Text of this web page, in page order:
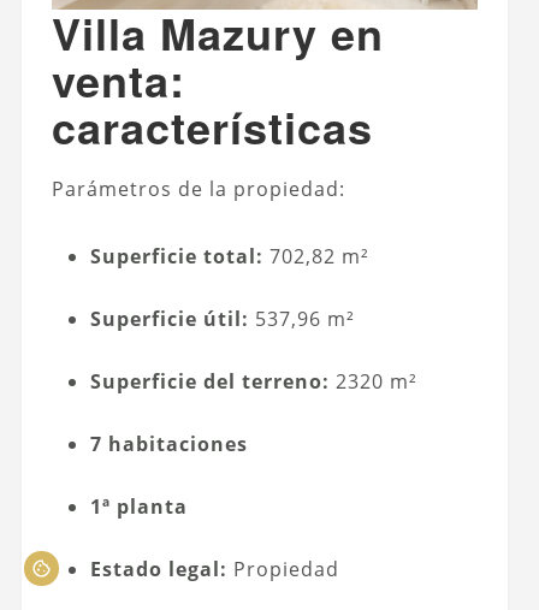
Villa Mazury en
venta:
características
Parámetros de la propiedad:
Superficie total: 702,82 m²
Superficie útil: 537,96 m²
Superficie del terreno: 2320 m²
7 habitaciones
1ª planta
Estado legal: Propiedad